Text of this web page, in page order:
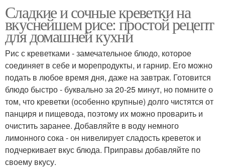
Сладкие и сочные креветки на
вкуснейшем рисе: простой рецепт
для домашней кухни
Рис с креветками - замечательное блюдо, которое
соединяет в себе и морепродукты, и гарнир. Его можно
подать в любое время дня, даже на завтрак. Готовится
блюдо быстро - буквально за 20-25 минут, но помните о
том, что креветки (особенно крупные) долго чистятся от
панциря и пищевода, поэтому их можно проварить и
очистить заранее. Добавляйте в воду немного
лимонного сока - он нивелирует сладость креветок и
подчеркивает вкус блюда. Приправы добавляйте по
своему вкусу.